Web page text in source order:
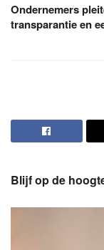
Ondernemers
transparantie en
Blijf op de